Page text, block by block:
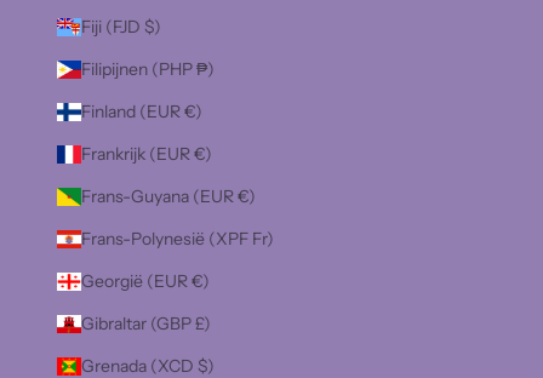
Fiji (FJD $)
Filipijnen (PHP ₱)
Finland (EUR €)
Frankrijk (EUR €)
Frans-Guyana (EUR €)
Frans-Polynesië (XPF Fr)
Georgië (EUR €)
Gibraltar (GBP £)
Grenada (XCD $)